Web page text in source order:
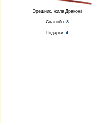
Орешник, жила Дракона
Спасибо: 8
Подарки: 4